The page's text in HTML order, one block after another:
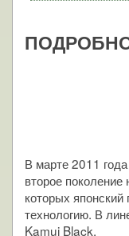
В марте 2011
второе поколение
которых
технологию. В
Kamui Black.